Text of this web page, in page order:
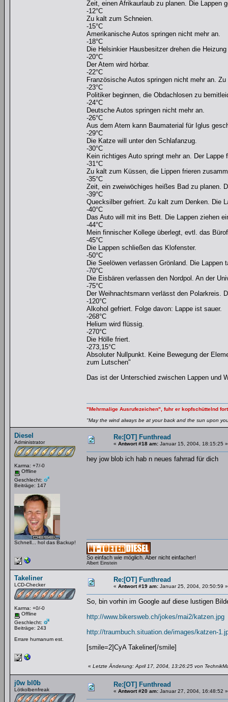
Zeit, einen Afrikaurlaub zu planen. Die Lappen
-12°C
Zu kalt zum Schneien.
-15°C
Amerikanische Autos springen nicht mehr an.
-18°C
Die Helsinkier Hausbesitzer drehen die
-20°C
Der Atem wird hörbar.
-22°C
Französische Autos springen nicht mehr an.
-23°C
Politiker beginnen, die Obdachlosen zu
-24°C
Deutsche Autos springen nicht mehr an.
-26°C
Aus dem Atem kann Baumaterial für Iglus
-29°C
Die Katze will unter den Schlafanzug.
-30°C
Kein richtiges Auto springt mehr an. Der
-31°C
Zu kalt zum Küssen, die Lippen frieren
-35°C
Zeit, ein zweiwöchiges heißes Bad zu planen.
-39°C
Quecksilber gefriert. Zu kalt zum Denken. Die
-40°C
Das Auto will mit ins Bett. Die Lappen ziehen
-44°C
Mein finnischer Kollege überlegt, evtl. das
-45°C
Die Lappen schließen das Klofenster.
-50°C
Die Seelöwen verlassen Grönland. Die
-70°C
Die Eisbären verlassen den Nordpol. An der
-75°C
Der Weihnachtsmann verlässt den Polarkreis.
-120°C
Alkohol gefriert. Folge davon: Lappe ist sauer.
-268°C
Helium wird flüssig.
-270°C
Die Hölle friert.
-273,15°C
Absoluter Nullpunkt. Keine Bewegung der
zum Lutschen"
Das ist der Unterschied zwischen Lappen und
"Mehrmalige Ausrufezeichen", fuhr er kopfschüttelnd
"May the wind always be at your back and the sun upon
Diesel
Administrator
Karma: +7/-0
Offline
Geschlecht:
Beiträge: 147
Schnell... hol das Backup!
Re:[OT] Funthread
« Antwort #18 am: Januar 15, 2004, 18:15:25 »
hey jow blob ich hab n neues fahrrad für dich
So einfach wie möglich. Aber nicht einfacher!
Albert Einstein
Takeliner
LCD-Checker
Karma: +0/-0
Offline
Geschlecht:
Beiträge: 243
Errare humanum est.
Re:[OT] Funthread
« Antwort #19 am: Januar 25, 2004, 20:50:59 »
So, bin vorhin im Google auf diese lustigen
http://www.bikersweb.ch/jokes/mai2/katzen.jpg
http://traumbuch.situation.de/images/katzen-
[smile=2]CyA Takeliner[/smile]
« Letzte Änderung: April 17, 2004, 13:26:25 von
j0w bl0b
Lötkolbenfreak
Re:[OT] Funthread
« Antwort #20 am: Januar 27, 2004, 16:48:52 »